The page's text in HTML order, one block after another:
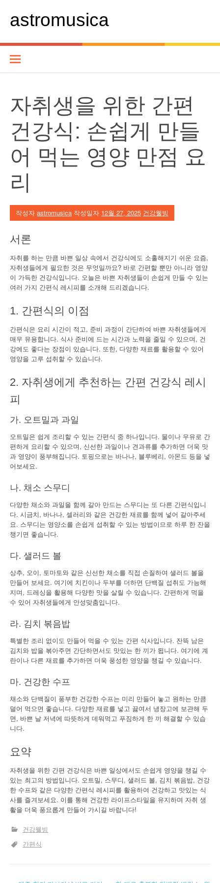
바
기
astromusica
자취생을 위한 간편
건강식: 손쉽게 만들
어 먹는 영양 만점 요
리
작성자 astromusica 작성일자 12월 27, 2025 건강웰빙
서론
자취를 하는 만큼 바쁜 일상 속에서 건강식에도 소홀해지기 쉬운 요즘,
자취생들에게 필요한 것은 무엇일까요? 바로 간편할 뿐만 아니라 영양
이 가득한 건강식입니다. 오늘은 바쁜 자취생들이 손쉽게 만들 수 있는
여러 가지 간편식 레시피를 소개해 드리겠습니다.
1. 간편식의 이점
간편식은 요리 시간이 적고, 준비 과정이 간단하여 바쁜 자취생들에게
매우 유용합니다. 식사 준비에 드는 시간과 노력을 줄일 수 있으며, 건
강에도 좋다는 장점이 있습니다. 또한, 다양한 재료를 활용할 수 있어
영양을 고루 섭취할 수 있습니다.
2. 자취생에게 추천하는 간편 건강식 레시
피
가. 오트밀과 과일
오트밀은 쉽게 조리할 수 있는 간편식 중 하나입니다. 물이나 우유로 간
편하게 요리할 수 있으며, 신선한 과일이나 견과류를 추가하면 더욱 맛
과 영양이 풍부해집니다. 토핑으로는 바나나, 블루베리, 아몬드 등을 넣
어보세요.
나. 채소 스무디
다양한 채소와 과일을 함께 갈아 만드는 스무디는 또 다른 간편식입니
다. 시금치, 바나나, 셀러리와 같은 건강한 재료를 함께 넣어 갈아주세
요. 스무디는 영양소를 손쉽게 섭취할 수 있는 방법이므로 하루 한 잔을
챙기면 좋습니다.
다. 샐러드 볼
상추, 오이, 토마토와 같은 신선한 채소를 직접 손질하여 샐러드 볼을
만들어 보세요. 여기에 치킨이나 두부를 더하면 단백질 섭취도 가능해
지며, 드레싱을 활용해 다양한 맛을 살릴 수 있습니다. 간편하게 먹을
수 있어 자취생들에게 안성맞춤입니다.
라. 김치 볶음밥
특별한 조리 없이도 만들어 먹을 수 있는 간편 식사입니다. 잔뜩 남은
김치와 밥을 볶아주면 간단하면서도 맛있는 한 끼가 됩니다. 여기에 계
란이나 다른 재료를 추가하면 더욱 풍성한 영양을 챙길 수 있습니다.
마. 건강한 수프
채소와 단백질이 풍부한 건강한 수프는 미리 만들어 놓고 원하는 만큼
덜어 먹으면 좋습니다. 다양한 재료를 넣고 끓여서 냉장고에 보관해 두
면, 바쁜 날 저녁에 따뜻하게 데워먹고 푸짐하게 한 끼 해결할 수 있습
니다.
요약
자취생을 위한 간편 건강식은 바쁜 일상에서도 손쉽게 영양을 챙길 수
있는 최고의 방법입니다. 오트밀, 스무디, 샐러드 볼, 김치 볶음밥, 건강
한 수프와 같은 다양한 간편식 레시피를 활용하여 건강하고 맛있는 식
사를 즐겨보세요. 이를 통해 건강한 라이프스타일을 유지하며 자취 생
활을 더욱 풍요롭게 만들어 가시길 바랍니다!
건강웰빙
간편식